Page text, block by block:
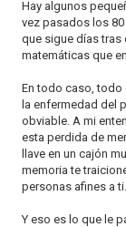
Hay algunos
vez pasados los
que sigue días tras
matemáticas que
En todo caso, todo
la enfermedad del
obviable. A mi
esta perdida de
llave en un cajón
memoria te
personas afines a ti.
Y eso es lo que le